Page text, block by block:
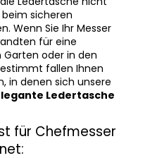
sicheren
Wenn Sie Ihr Messer
für eine
Garten oder in den
fallen Ihnen
in denen sich unsere
Ledertasche
für Chefmesser